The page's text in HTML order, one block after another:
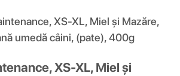
XS-XL, Miel și Mazăre,
umedă câini, (pate), 400g
XS-XL, Miel și